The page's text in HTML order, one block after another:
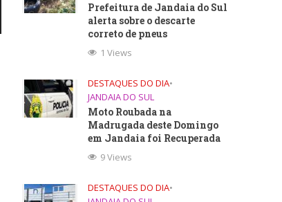
Prefeitura de Jandaia do Sul
alerta sobre o descarte
correto de pneus
1 Views
DESTAQUES DO DIA•
JANDAIA DO SUL
Moto Roubada na
Madrugada deste Domingo
em Jandaia foi Recuperada
9 Views
DESTAQUES DO DIA•